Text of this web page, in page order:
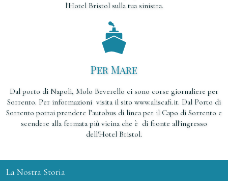
l'Hotel Bristol sulla tua sinistra.
Per Mare
Dal porto di Napoli, Molo Beverello ci sono corse giornaliere per
Sorrento. Per informazioni visita il sito www.aliscafi.it. Dal Porto di
Sorrento potrai prendere l’autobus di linea per il Capo di Sorrento e
scendere alla fermata più vicina che è di fronte all'ingresso
dell'Hotel Bristol.
La Nostra Storia